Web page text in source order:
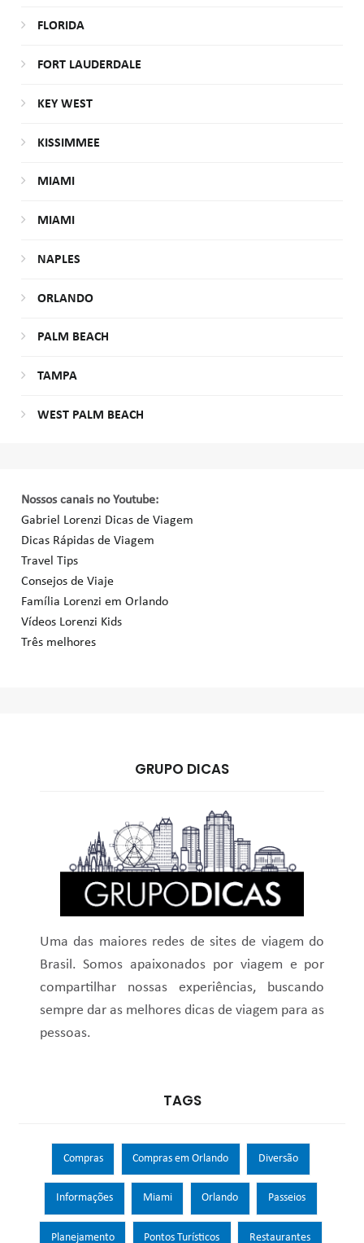
FLORIDA
FORT LAUDERDALE
KEY WEST
KISSIMMEE
MIAMI
MIAMI
NAPLES
ORLANDO
PALM BEACH
TAMPA
WEST PALM BEACH
Nossos canais no Youtube:
Gabriel Lorenzi Dicas de Viagem
Dicas Rápidas de Viagem
Travel Tips
Consejos de Viaje
Família Lorenzi em Orlando
Vídeos Lorenzi Kids
Três melhores
GRUPO DICAS
Uma das maiores redes de sites de viagem do
Brasil. Somos apaixonados por viagem e por
compartilhar nossas experiências, buscando
sempre dar as melhores dicas de viagem para as
pessoas.
TAGS
Compras Compras em Orlando Diversão
Informações Miami Orlando Passeios
Planejamento Pontos Turísticos Restaurantes